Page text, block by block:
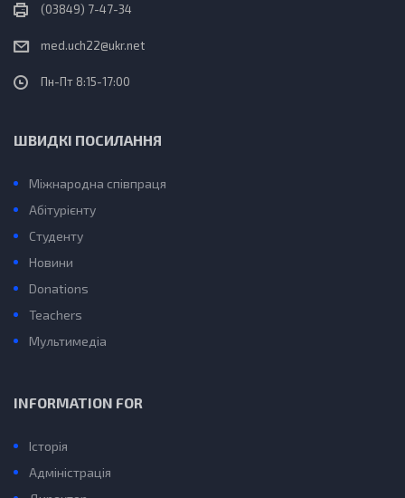
(03849) 7-47-34
med.uch22@ukr.net
Пн-Пт 8:15-17:00
ШВИДКІ ПОСИЛАННЯ
Міжнародна співпраця
Абітурієнту
Студенту
Новини
Donations
Teachers
Мультимедіа
INFORMATION FOR
Історія
Адміністрація